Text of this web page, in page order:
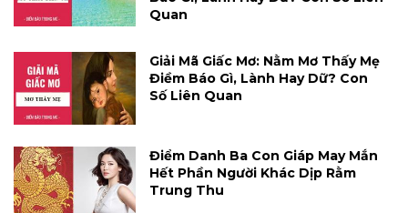
Quan
Giải Mã Giấc Mơ: Nằm Mơ Thấy Mẹ
Điềm Báo Gì, Lành Hay Dữ? Con
Số Liên Quan
Điểm Danh Ba Con Giáp May Mắn
Hết Phần Người Khác Dịp Rằm
Trung Thu